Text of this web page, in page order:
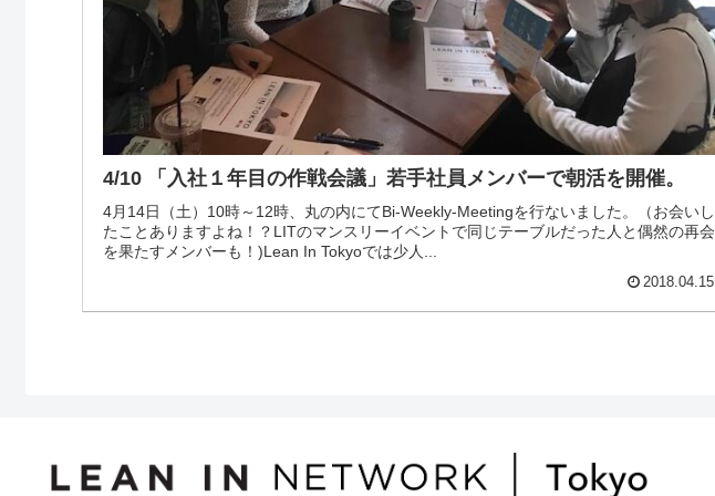
4/10 「入社１年目の作戦会議」若手社員メンバーで朝活を開催。
4月14日（土）10時～12時、丸の内にてBi-Weekly-Meetingを行ないました。（お会いし
たことありますよね！？LITのマンスリーイベントで同じテーブルだった人と偶然の再会
を果たすメンバーも！)Lean In Tokyoでは少人...
2018.04.15